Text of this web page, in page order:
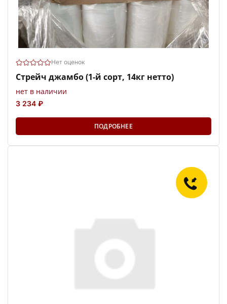
Нет оценок
Стрейч джамбо (1-й сорт, 14кг нетто)
нет в наличии
3 234 ₽
ПОДРОБНЕЕ